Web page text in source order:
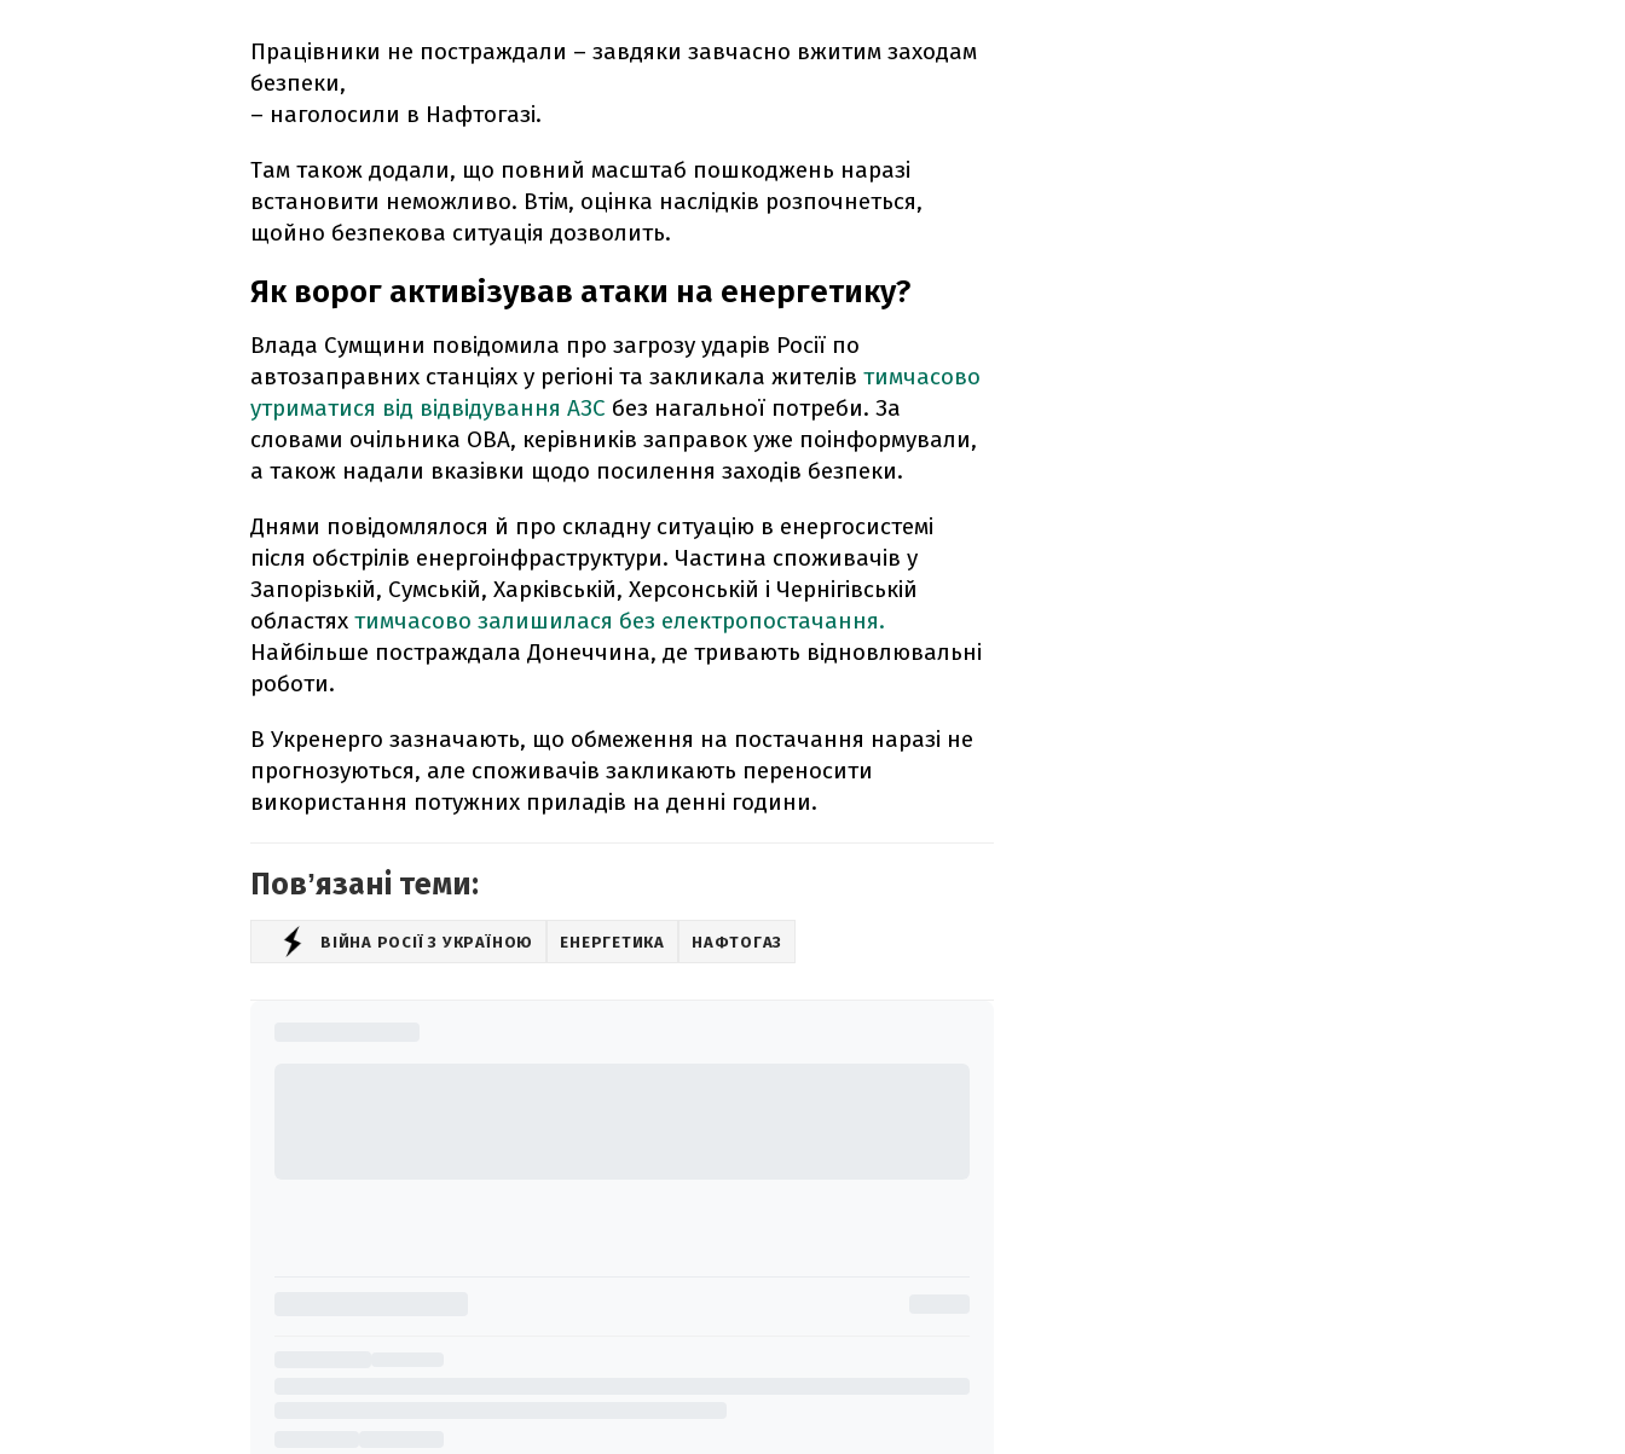
Працівники не постраждали – завдяки завчасно вжитим заходам
безпеки,
– наголосили в Нафтогазі.
Там також додали, що повний масштаб пошкоджень наразі
встановити неможливо. Втім, оцінка наслідків розпочнеться,
щойно безпекова ситуація дозволить.
Як ворог активізував атаки на енергетику?
Влада Сумщини повідомила про загрозу ударів Росії по
автозаправних станціях у регіоні та закликала жителів тимчасово
утриматися від відвідування АЗС без нагальної потреби. За
словами очільника ОВА, керівників заправок уже поінформували,
а також надали вказівки щодо посилення заходів безпеки.
Днями повідомлялося й про складну ситуацію в енергосистемі
після обстрілів енергоінфраструктури. Частина споживачів у
Запорізькій, Сумській, Харківській, Херсонській і Чернігівській
областях тимчасово залишилася без електропостачання.
Найбільше постраждала Донеччина, де тривають відновлювальні
роботи.
В Укренерго зазначають, що обмеження на постачання наразі не
прогнозуються, але споживачів закликають переносити
використання потужних приладів на денні години.
Повʼязані теми:
ВІЙНА РОСІЇ З УКРАЇНОЮ ЕНЕРГЕТИКА НАФТОГАЗ